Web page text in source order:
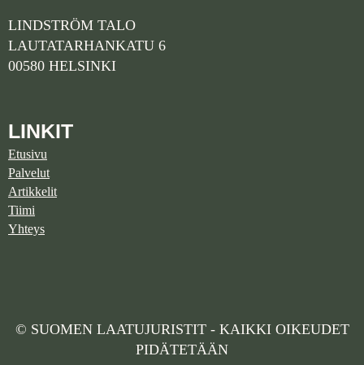
LINDSTRÖM TALO
LAUTATARHANKATU 6
00580 HELSINKI
LINKIT
Etusivu
Palvelut
Artikkelit
Tiimi
Yhteys
© SUOMEN LAATUJURISTIT - KAIKKI OIKEUDET
PIDÄTETÄÄN